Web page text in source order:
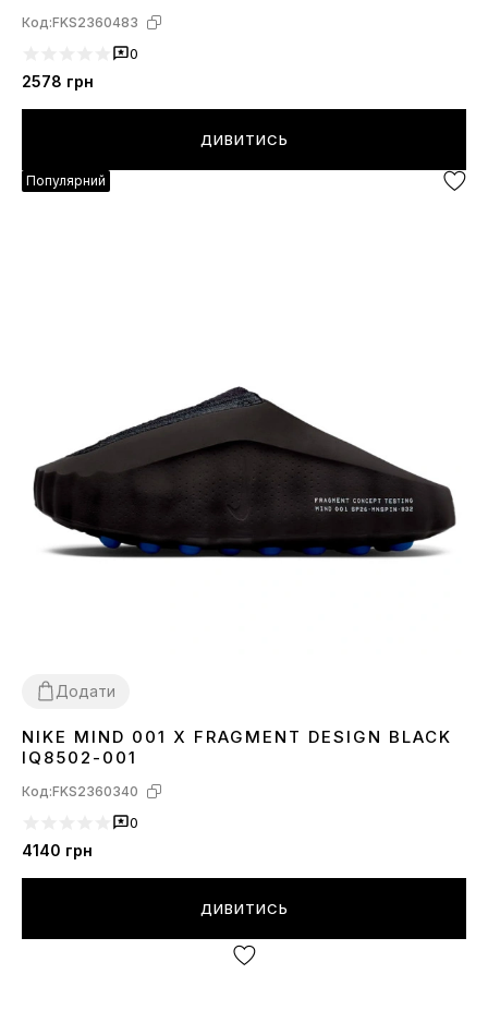
Код:FKS2360483
0
2578 грн
ДИВИТИСЬ
Популярний
Додати
3839 40 4142 43 44 45
NIKE MIND 001 Х FRAGMENT DESIGN BLACK
IQ8502-001
Код:FKS2360340
0
4140 грн
ДИВИТИСЬ